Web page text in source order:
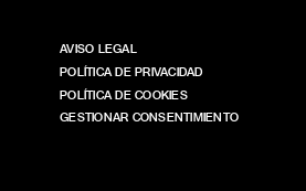
AVISO LEGAL
POLÍTICA DE PRIVACIDAD
POLÍTICA DE COOKIES
GESTIONAR CONSENTIMIENTO